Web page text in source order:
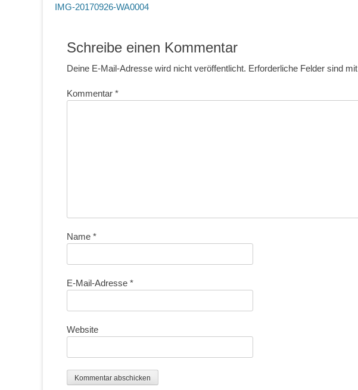
Vorheriger
IMG-20170926-WA0004
Schreibe einen Kommentar
Deine E-Mail-Adresse wird nicht veröffentlicht. Erforderliche Felder sind mit
Kommentar *
Name *
E-Mail-Adresse *
Website